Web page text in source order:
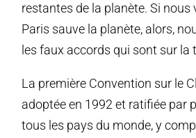
restantes de la planète. Si nous
Paris sauve la planète, alors,
les faux accords qui sont sur la
La première Convention sur le
adoptée en 1992 et ratifiée par
tous les pays du monde, y